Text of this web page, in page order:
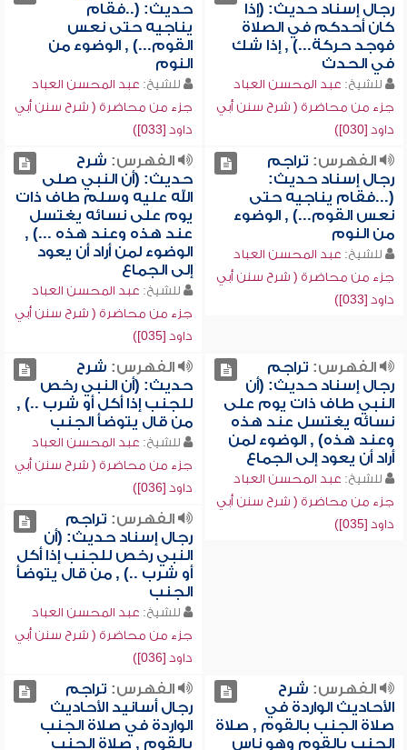
رجال إسناد حديث: (إذا
كان أحدكم في الصلاة
فوجد حركة...) , إذا شك
في الحدث
للشيخ: عبد المحسن العباد
جزء من محاضرة ( شرح سنن أبي
داود [030])
حديث: (..فقام
يناجيه حتى نعس
القوم...) , الوضوء من
النوم
للشيخ: عبد المحسن العباد
جزء من محاضرة ( شرح سنن أبي
داود [033])
الفهرس: تراجم
رجال إسناد حديث:
(...فقام يناجيه حتى
نعس القوم...) , الوضوء
من النوم
للشيخ: عبد المحسن العباد
جزء من محاضرة ( شرح سنن أبي
داود [033])
الفهرس: شرح
حديث: (أن النبي صلى
الله عليه وسلم طاف ذات
يوم على نسائه يغتسل
عند هذه وعند هذه ...) ,
الوضوء لمن أراد أن يعود
إلى الجماع
للشيخ: عبد المحسن العباد
جزء من محاضرة ( شرح سنن أبي
داود [035])
الفهرس: تراجم
رجال إسناد حديث: (أن
النبي طاف ذات يوم على
نسائه يغتسل عند هذه
وعند هذه) , الوضوء لمن
أراد أن يعود إلى الجماع
للشيخ: عبد المحسن العباد
جزء من محاضرة ( شرح سنن أبي
داود [035])
الفهرس: شرح
حديث: (أن النبي رخص
للجنب إذا أكل أو شرب ..) ,
من قال يتوضأ الجنب
للشيخ: عبد المحسن العباد
جزء من محاضرة ( شرح سنن أبي
داود [036])
الفهرس: تراجم
رجال إسناد حديث: (أن
النبي رخص للجنب إذا أكل
أو شرب ..) , من قال يتوضأ
الجنب
للشيخ: عبد المحسن العباد
جزء من محاضرة ( شرح سنن أبي
داود [036])
الفهرس: شرح
الأحاديث الواردة في
صلاة الجنب بالقوم , صلاة
الجنب بالقوم وهو ناس
الفهرس: تراجم
رجال أسانيد الأحاديث
الواردة في صلاة الجنب
بالقوم , صلاة الجنب